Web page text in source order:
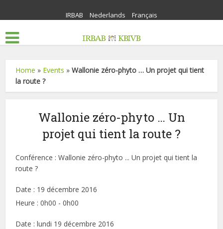
IRBAB Nederlands Français
Home » Events »Wallonie zéro-phyto … Un projet qui tient
la route ?
Wallonie zéro-phyto … Un
projet qui tient la route ?
Conférence : Wallonie zéro-phyto ... Un projet qui tient la
route ?
Date : 19 décembre 2016
Heure :0h00 - 0h00
Date : lundi 19 décembre 2016